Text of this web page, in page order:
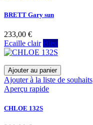
BRETT Gary sun
233,00 €
Ecaille clair Bleu
Ajouter au panier
Ajouter à la liste de souhaits
Aperçu rapide
CHLOE 132S